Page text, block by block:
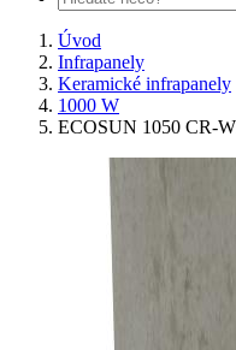
Úvod
Infrapanely
Keramické infrapanely
1000 W
ECOSUN 1050 CR-